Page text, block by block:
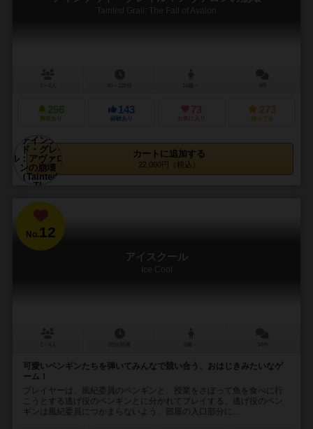
Tainted Grail: The Fall of Avalon
256
興味あり
143
経験あり
73
お気に入り
273
持ってる
カートに追加する
22,000円（税込）
No.12
アイスクール
Ice Cool
可愛いペンギンたちを弾いてみんなで競い合う、おはじきみたいなゲ
ーム！
プレイヤーは、風紀委員のペンギンと、授業をさぼって魚を食べに行
こうとする逃げ役のペンギンとに分かれてプレイする。逃げ役のペン
ギンは風紀委員につかまらないよう、部屋の入口部分に...